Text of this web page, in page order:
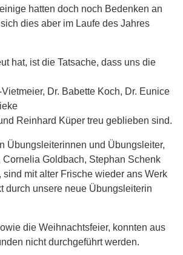
hatten doch noch Bedenken an
dies aber im Laufe des Jahres
hat, ist die Tatsache, dass uns die
Dr. Babette Koch, Dr. Eunice
Reinhard Küper treu geblieben sind.
Übungsleiterinnen und Übungsleiter,
Cornelia Goldbach, Stephan Schenk
sind mit alter Frische wieder ans Werk
durch unsere neue Übungsleiterin
die Weihnachtsfeier, konnten aus
nicht durchgeführt werden.